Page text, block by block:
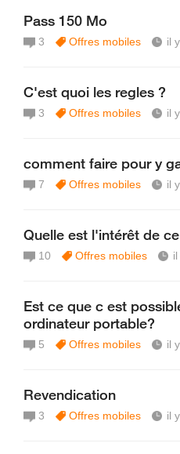
Pass 150 Mo
3 Offres mobiles il
C'est quoi les regles ?
3 Offres mobiles il
comment faire pour y
7 Offres mobiles il
Quelle est l'intérêt de
10 Offres mobiles
Est ce que c est
ordinateur portable?
5 Offres mobiles il
Revendication
3 Offres mobiles il